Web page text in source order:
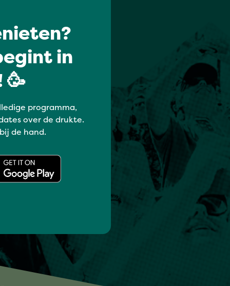
in
🥳
programma,
over de drukte.
de hand.